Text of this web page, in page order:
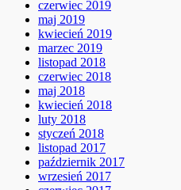
czerwiec 2019
maj 2019
kwiecień 2019
marzec 2019
listopad 2018
czerwiec 2018
maj 2018
kwiecień 2018
luty 2018
styczeń 2018
listopad 2017
październik 2017
wrzesień 2017